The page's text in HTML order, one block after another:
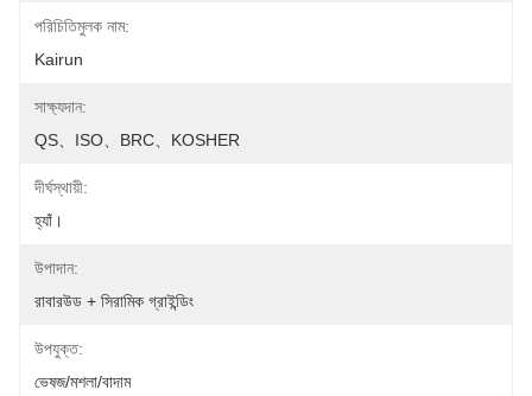
পরিচিতিমুলক নাম:
Kairun
সাক্ষ্যদান:
QS、ISO、BRC、KOSHER
দীর্ঘস্থায়ী:
হ্যাঁ।
উপাদান:
রাবারউড + সিরামিক গ্রাইন্ডিং
উপযুক্ত:
ভেষজ/মশলা/বাদাম